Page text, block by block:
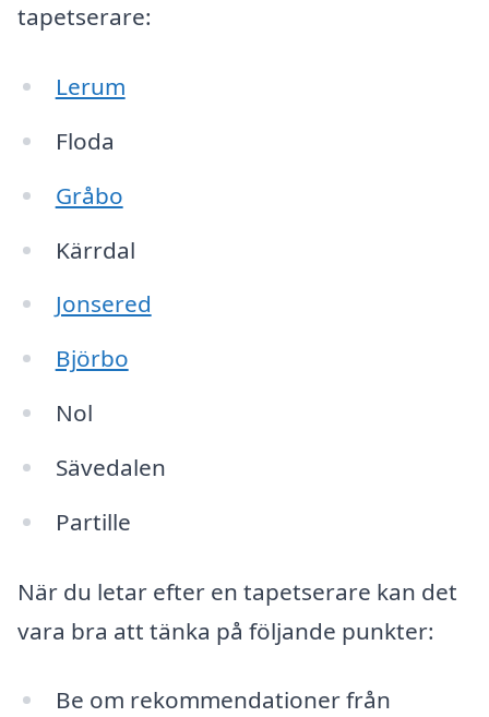
tapetserare:
Lerum
Floda
Gråbo
Kärrdal
Jonsered
Björbo
Nol
Sävedalen
Partille
När du letar efter en tapetserare kan det
vara bra att tänka på följande punkter:
Be om rekommendationer från